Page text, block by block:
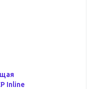
Inline